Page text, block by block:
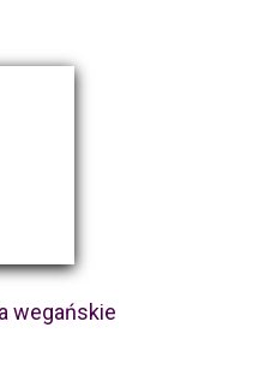
wegańskie